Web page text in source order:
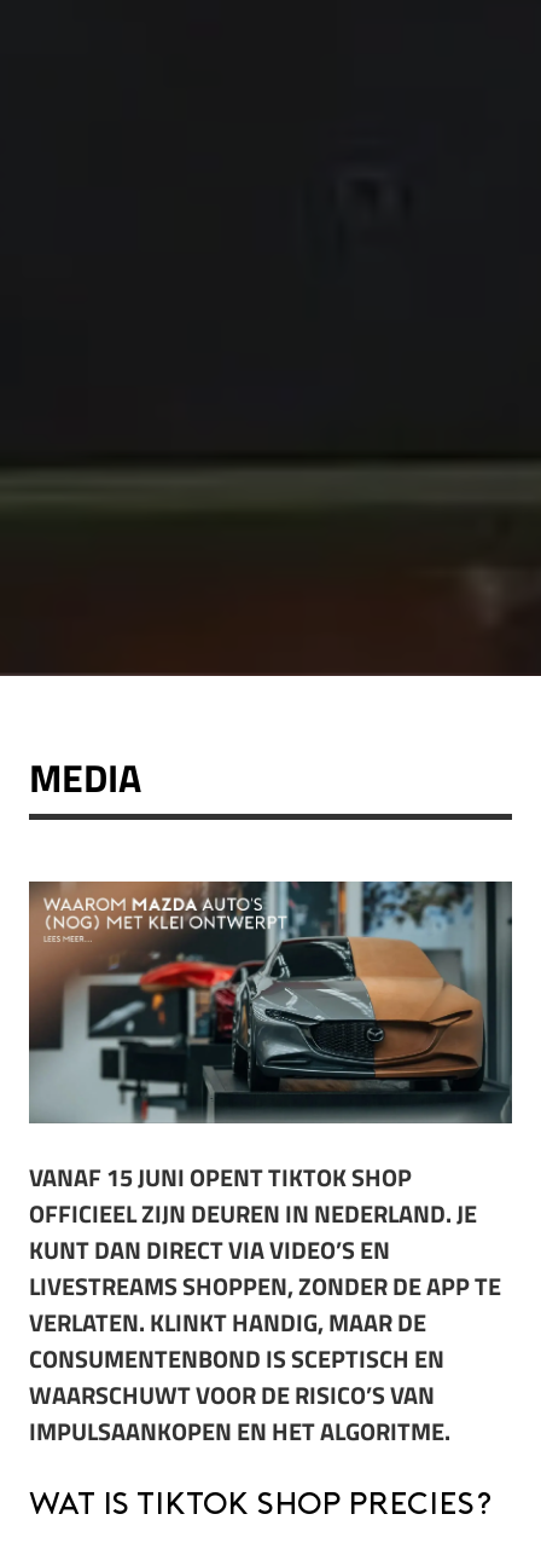
MEDIA
VANAF 15 JUNI OPENT TIKTOK SHOP
OFFICIEEL ZIJN DEUREN IN NEDERLAND. JE
KUNT DAN DIRECT VIA VIDEO’S EN
LIVESTREAMS SHOPPEN, ZONDER DE APP TE
VERLATEN. KLINKT HANDIG, MAAR DE
CONSUMENTENBOND IS SCEPTISCH EN
WAARSCHUWT VOOR DE RISICO’S VAN
IMPULSAANKOPEN EN HET ALGORITME.
Wat is TikTok Shop precies?